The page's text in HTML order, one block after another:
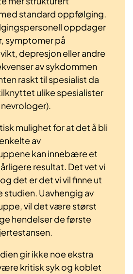
standard oppfølging.
oppdager
symptomer på
depresjon eller andre
av sykdommen
raskt til spesialist da
ulike spesialister
mulighet for at det å bli
av
kan innebære et
resultat. Det vet vi
det er det vi vil finne ut
studien. Uavhengig av
vil det være størst
hendelser de første
gir ikke noe ekstra
kritisk syk og koblet